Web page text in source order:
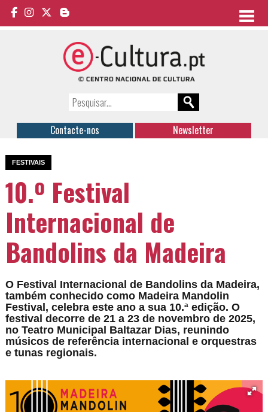
Contacte-nos Newsletter
FESTIVAIS
10.º Festival
Internacional de
Bandolins da Madeira
O Festival Internacional de Bandolins da Madeira,
também conhecido como Madeira Mandolin
Festival, celebra este ano a sua 10.ª edição. O
festival decorre de 21 a 23 de novembro de 2025,
no Teatro Municipal Baltazar Dias, reunindo
músicos de referência internacional e orquestras
e tunas regionais.